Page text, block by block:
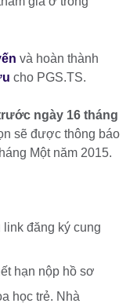
và hoàn thành
cho PGS.TS.
ngày 16 tháng
sẽ được thông báo
Một năm 2015.
đăng ký cung
hạn nộp hồ sơ
học trẻ. Nhà